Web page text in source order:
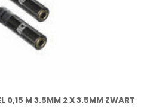
0,15 M 3.5MM 2 X 3.5MM ZWART